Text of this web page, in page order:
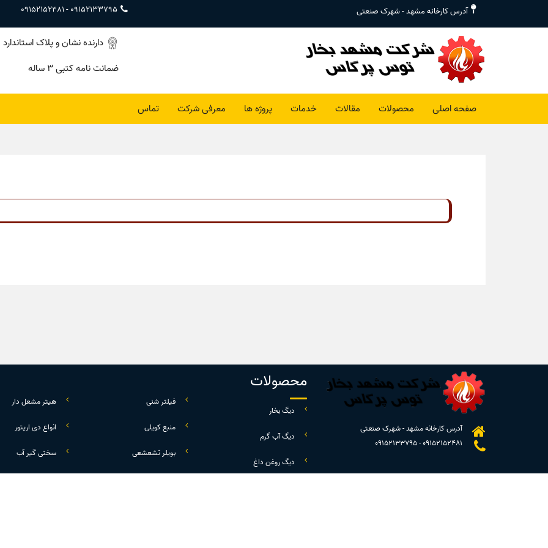
آدرس کارخانه مشهد - شهرک صنعتی 09152133795
-
09152152481
دارنده نشان و پلاک استاندارد
ضمانت نامه کتبی ۳ ساله
صفحه اصلی محصولات مقالات خدمات پروژه ها معرفی شرکت تماس
آدرس کارخانه مشهد - شهرک صنعتی
09152152481
-
09152133795
محصولات
دیگ بخار
دیگ آب گرم
دیگ روغن داغ
فیلتر شنی
منبع کویلی
بویلر تشعشعی
هیتر مشعل دار
انواع دی اریتور
سختی گیر آب